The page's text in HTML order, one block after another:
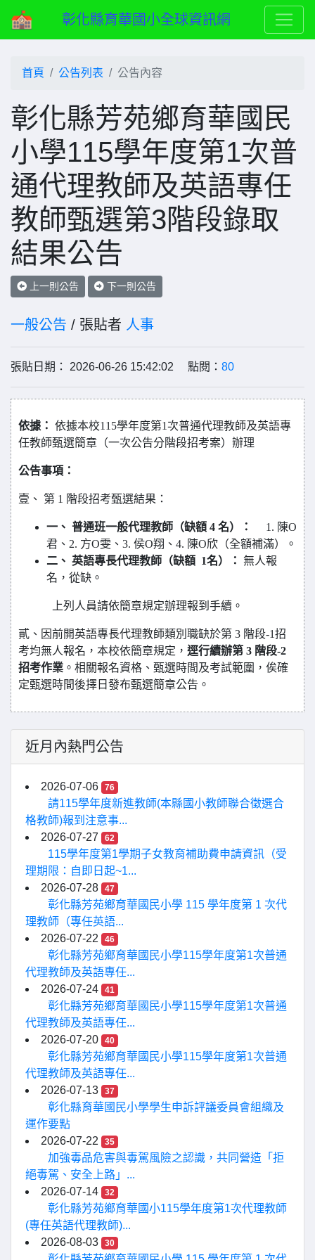
彰化縣育華國小全球資訊網
首頁 公告列表 公告內容
彰化縣芳苑鄉育華國民
小學115學年度第1次普
通代理教師及英語專任
教師甄選第3階段錄取
結果公告
上一則公告 下一則公告
一般公告 / 張貼者 人事
張貼日期： 2026-06-26 15:42:02 點閱： 80
依據： 依據本校115學年度第1次普通代理教師及英語專
任教師甄選簡章（一次公告分階段招考案）辦理
公告事項：
壹、 第 1 階段招考甄選結果：
一、 普通班一般代理教師（缺額 4 名）： 1. 陳O
君、2. 方O雯、3. 侯O翔、4. 陳O欣（全額補滿）。
二、 英語專長代理教師（缺額 1名）： 無人報
名，從缺。
上列人員請依簡章規定辦理報到手續。
貳、因前開英語專長代理教師類別職缺於第 3 階段-1招
考均無人報名，本校依簡章規定， 逕行續辦第 3 階段-2
招考作業 。相關報名資格、甄選時間及考試範圍，俟確
定甄選時間後擇日發布甄選簡章公告。
近月內熱門公告
2026-07-06 76
請115學年度新進教師(本縣國小教師聯合徵選合
格教師)報到注意事...
2026-07-27
62
115學年度第1學期子女教育補助費申請資訊（受
理期限：自即日起~1...
2026-07-28
47
彰化縣芳苑鄉育華國民小學 115 學年度第 1 次代
理教師（專任英語...
2026-07-22
46
彰化縣芳苑鄉育華國民小學115學年度第1次普通
代理教師及英語專任...
2026-07-24
41
彰化縣芳苑鄉育華國民小學115學年度第1次普通
代理教師及英語專任...
2026-07-20
40
彰化縣芳苑鄉育華國民小學115學年度第1次普通
代理教師及英語專任...
2026-07-13
37
彰化縣育華國民小學學生申訴評議委員會組織及
運作要點
2026-07-22
35
加強毒品危害與毒駕風險之認識，共同營造「拒
絕毒駕、安全上路」...
2026-07-14
32
彰化縣芳苑鄉育華國小115學年度第1次代理教師
(專任英語代理教師)...
2026-08-03
30